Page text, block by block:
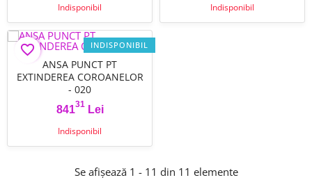
Indisponibil
Indisponibil
INDISPONIBIL
ANSA PUNCT PT
EXTINDEREA COROANELOR
- 020
Pret
84131Lei
Indisponibil
favorite_border
Se afișează 1 - 11 din 11 elemente